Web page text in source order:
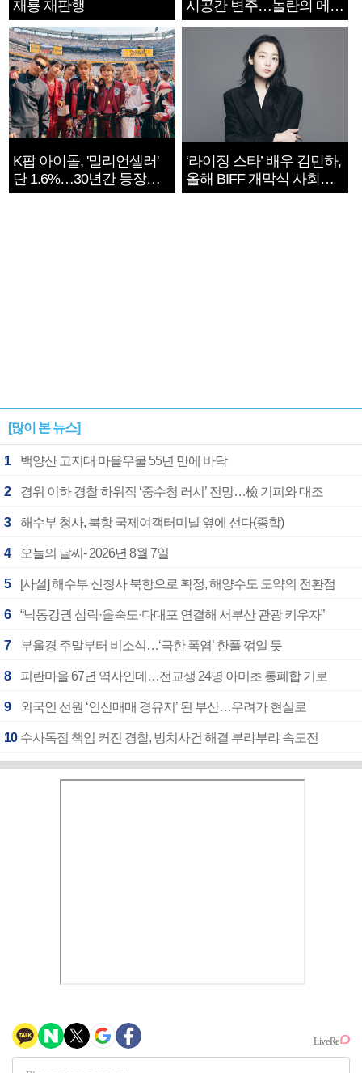
재룡 재판행
시공간 변주…놀란의 메시
지는 ‘전쟁 속죄’
K팝 아이돌, '밀리언셀러'
단 1.6%…30년간 등장
1182개팀 전수조사
‘라이징 스타’ 배우 김민하,
올해 BIFF 개막식 사회자
확정
[많이 본 뉴스]
1 백양산 고지대 마을우물 55년 만에 바닥
2 경위 이하 경찰 하위직 ‘중수청 러시’ 전망…檢 기피와 대조
3 해수부 청사, 북항 국제여객터미널 옆에 선다(종합)
4 오늘의 날씨- 2026년 8월 7일
5 [사설] 해수부 신청사 북항으로 확정, 해양수도 도약의 전환점
6 “낙동강권 삼락·을숙도·다대포 연결해 서부산 관광 키우자”
7 부울경 주말부터 비소식…‘극한 폭염’ 한풀 꺾일 듯
8 피란마을 67년 역사인데…전교생 24명 아미초 통폐합 기로
9 외국인 선원 ‘인신매매 경유지’ 된 부산…우려가 현실로
10 수사독점 책임 커진 경찰, 방치사건 해결 부랴부랴 속도전